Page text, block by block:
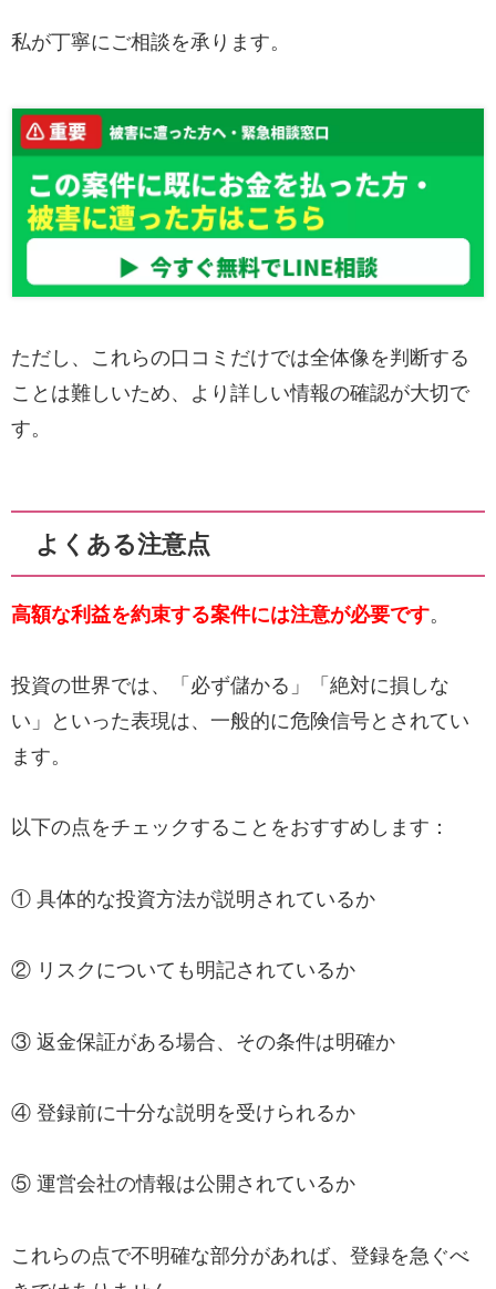
私が丁寧にご相談を承ります。
ただし、これらの口コミだけでは全体像を判断する
ことは難しいため、より詳しい情報の確認が大切で
す。
よくある注意点
高額な利益を約束する案件には注意が必要です
投資の世界では、「必ず儲かる」「絶対に損しな
い」といった表現は、一般的に危険信号とされてい
ます。
以下の点をチェックすることをおすすめします：
① 具体的な投資方法が説明されているか
② リスクについても明記されているか
③ 返金保証がある場合、その条件は明確か
④ 登録前に十分な説明を受けられるか
⑤ 運営会社の情報は公開されているか
これらの点で不明確な部分があれば、登録を急ぐべ